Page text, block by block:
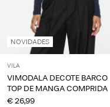
NOVIDADES
VILA
VIMODALA DECOTE BARCO
TOP DE MANGA COMPRIDA
€ 26,99